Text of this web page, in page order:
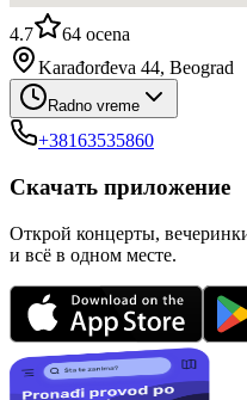
4.7 64 ocena
Karađorđeva 44, Beograd
Radno vreme
+38163535860
Скачать приложение
Открой концерты,
и всё в одном месте.